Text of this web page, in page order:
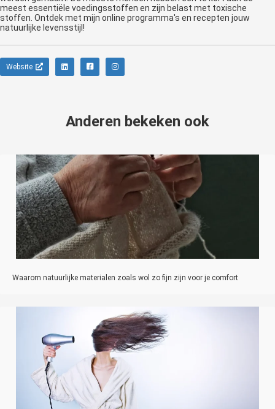
meest essentiële voedingsstoffen en zijn belast met toxische
stoffen. Ontdek met mijn online programma's en recepten jouw
natuurlijke levensstijl!
Website
Anderen bekeken ook
Waarom natuurlijke materialen zoals wol zo fijn zijn voor je comfort